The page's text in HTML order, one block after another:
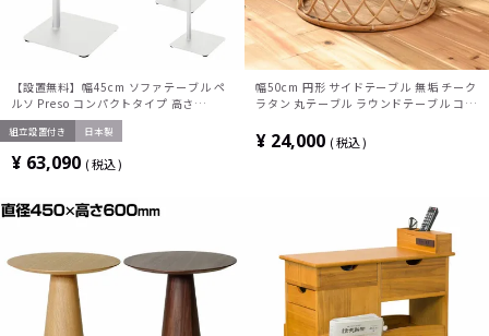
【設置無料】幅45cm ソファテーブル ペ
ルソ Preso コンパクトタイプ 高さ
75.5cm ホワイト脚 1人用テーブル サブ
テーブル トレー付き メラミン天板 パーソ
450SHSAAMWH コクヨ
組立設置付き 日本製
¥ 63,090 税込
幅50cm 円形 サイドテーブル 無垢 チーク
ラタン 丸テーブル ラウンドテーブル コー
おしゃれ ナチュラル アジアン 韓国 リビ
ング
¥ 24,000 税込